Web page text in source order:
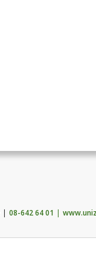
08-642 64 01